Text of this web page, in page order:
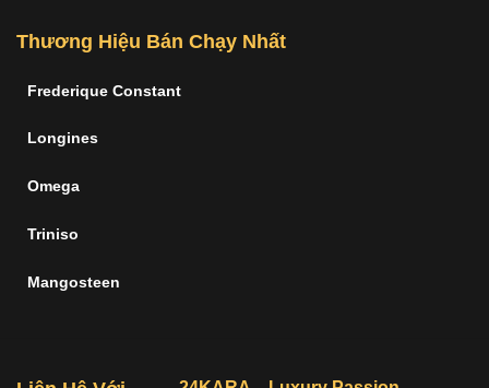
Thương Hiệu Bán Chạy Nhất
Frederique Constant
Longines
Omega
Triniso
Mangosteen